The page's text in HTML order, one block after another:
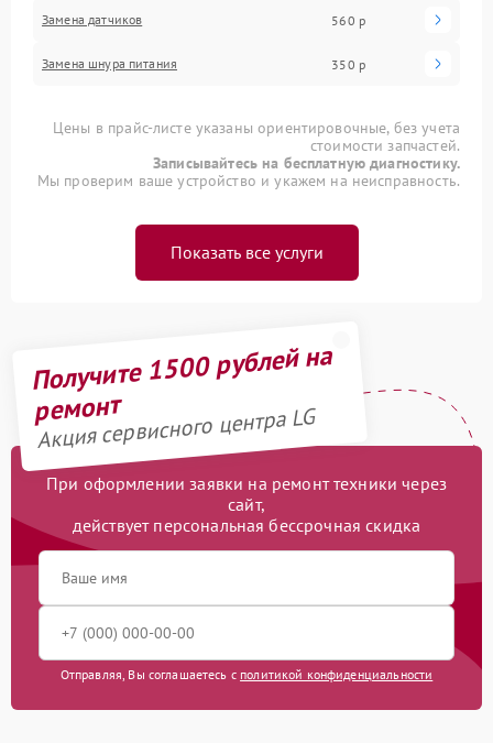
Замена датчиков 560 р
Замена шнура питания 350 р
Цены в прайс-листе указаны ориентировочные, без учета
стоимости запчастей.
Записывайтесь на бесплатную диагностику.
Мы проверим ваше устройство и укажем на неисправность.
Показать все услуги
Получите 1500 рублей на
ремонт
Акция сервисного центра LG
При оформлении заявки на ремонт техники через
сайт,
действует персональная бессрочная скидка
Отправляя, Вы соглашаетесь с политикой конфиденциальности